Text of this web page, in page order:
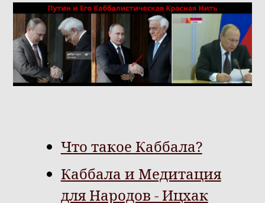
Что такое Каббала?
Каббала и Медитация
для Народов - Ицхак